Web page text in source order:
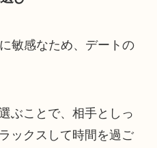
敏感なため、デートの
ぶことで、相手としっ
ックスして時間を過ご